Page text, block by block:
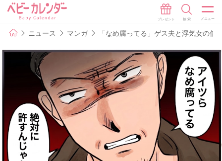
ニュース マンガ 「なめ腐ってる」ゲス夫と浮気女の